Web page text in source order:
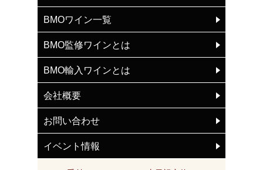
BMOワイン一覧
BMO監修ワインとは
BMO輸入ワインとは
会社概要
お問い合わせ
イベント情報